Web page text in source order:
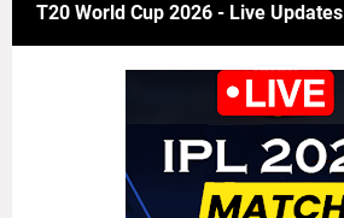
T20 World Cup 2026 - Live Updates